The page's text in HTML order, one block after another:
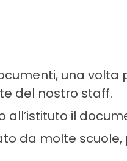
documenti, una
del nostro staff.
il
da molte